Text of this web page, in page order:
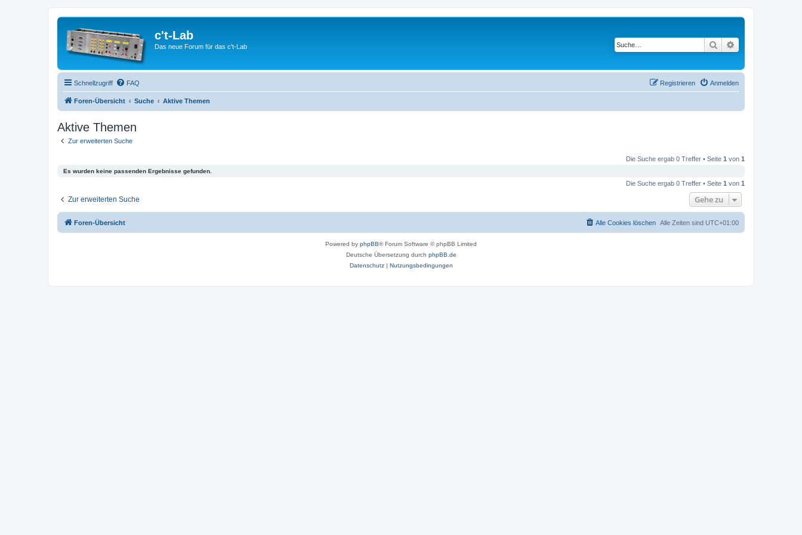
c't-Lab
Das neue Forum für das c't-Lab Suche
Schnellzugriff FAQ Anmelden
Registrieren
Foren-Übersicht Suche Aktive Themen
Aktive Themen
Zur erweiterten Suche
Die Suche ergab 0 Treffer • Seite 1 von 1
Es wurden keine passenden Ergebnisse gefunden.
Die Suche ergab 0 Treffer • Seite 1 von 1
Zur erweiterten Suche Gehe zu
Foren-Übersicht Alle Zeiten sind UTC+01:00
Alle Cookies löschen
Powered by phpBB® Forum Software © phpBB Limited
Deutsche Übersetzung durch phpBB.de
Datenschutz| Nutzungsbedingungen